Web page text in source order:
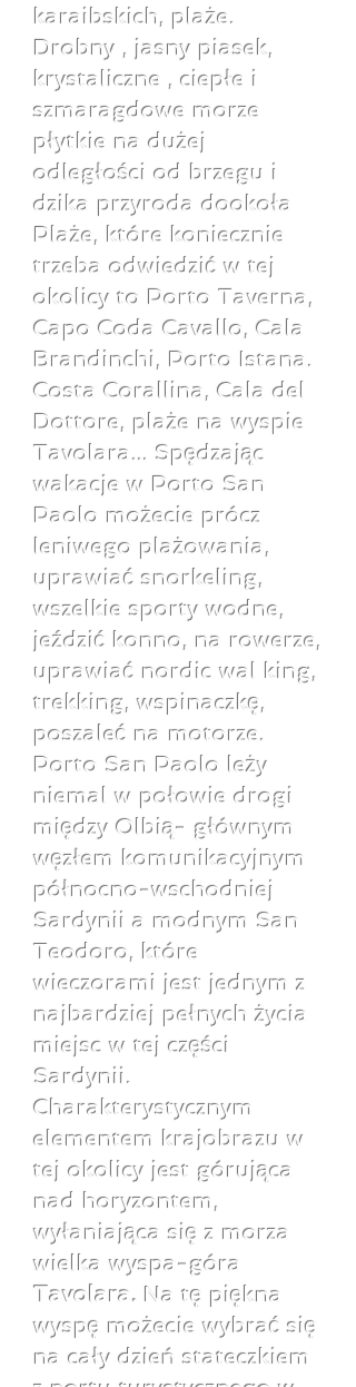
karaibskich, plaże.
Drobny , jasny piasek,
krystaliczne , ciepłe i
szmaragdowe morze
płytkie na dużej
odległości od brzegu i
dzika przyroda dookoła
Plaże, które koniecznie
trzeba odwiedzić w tej
okolicy to Porto Taverna,
Capo Coda Cavallo, Cala
Brandinchi, Porto Istana.
Costa Corallina, Cala del
Dottore, plaże na wyspie
Tavolara... Spędzając
wakacje w Porto San
Paolo możecie prócz
leniwego plażowania,
uprawiać snorkeling,
wszelkie sporty wodne,
jeździć konno, na rowerze,
uprawiać nordic wal king,
trekking, wspinaczkę,
poszaleć na motorze.
Porto San Paolo leży
niemal w połowie drogi
między Olbią- głównym
węzłem komunikacyjnym
północno-wschodniej
Sardynii a modnym San
Teodoro, które
wieczorami jest jednym z
najbardziej pełnych życia
miejsc w tej części
Sardynii.
Charakterystycznym
elementem krajobrazu w
tej okolicy jest górująca
nad horyzontem,
wyłaniająca się z morza
wielka wyspa-góra
Tavolara. Na tę piękna
wyspę możecie wybrać się
na cały dzień stateczkiem